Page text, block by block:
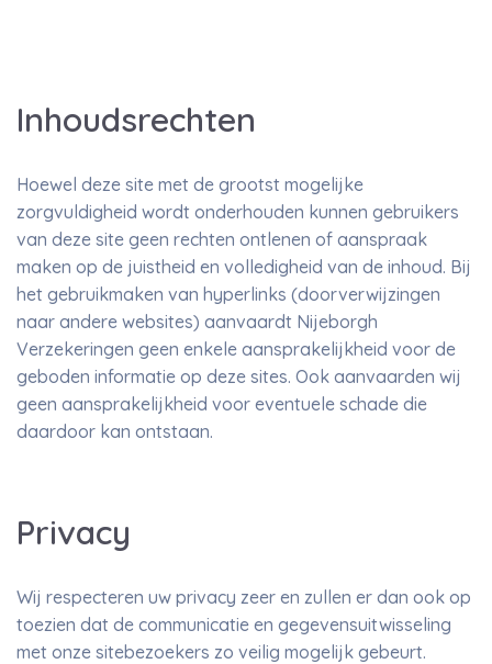
Inhoudsrechten
Hoewel deze site met de grootst mogelijke
zorgvuldigheid wordt onderhouden kunnen gebruikers
van deze site geen rechten ontlenen of aanspraak
maken op de juistheid en volledigheid van de inhoud. Bij
het gebruikmaken van hyperlinks (doorverwijzingen
naar andere websites) aanvaardt Nijeborgh
Verzekeringen geen enkele aansprakelijkheid voor de
geboden informatie op deze sites. Ook aanvaarden wij
geen aansprakelijkheid voor eventuele schade die
daardoor kan ontstaan.
Privacy
Wij respecteren uw privacy zeer en zullen er dan ook op
toezien dat de communicatie en gegevensuitwisseling
met onze sitebezoekers zo veilig mogelijk gebeurt.